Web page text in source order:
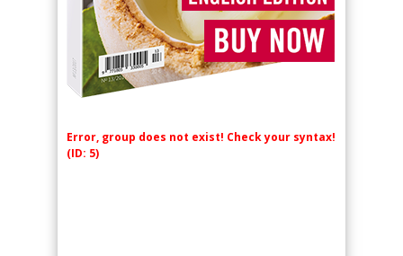
Error, group does not exist! Check your syntax!
(ID: 5)